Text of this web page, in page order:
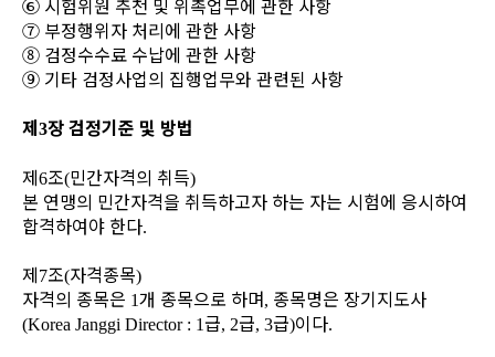
⑥ 시험위원 추천 및 위촉업무에 관한 사항
⑦ 부정행위자 처리에 관한 사항
⑧ 검정수수료 수납에 관한 사항
⑨ 기타 검정사업의 집행업무와 관련된 사항
제3장검정기준 및 방법
제6조(민간자격의 취득)
본 연맹의 민간자격을 취득하고자 하는 자는 시험에 응시하여
합격하여야 한다.
제7조(자격종목)
자격의 종목은 1개 종목으로 하며, 종목명은 장기지도사
(Korea Janggi Director : 1급, 2급, 3급)이다.